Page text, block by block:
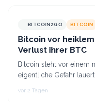
BITCOIN2GO BITCOIN
Bitcoin vor
Verlust ihrer BTC
Bitcoin steht vor einem
eigentliche Gefahr
vor 2 Tagen